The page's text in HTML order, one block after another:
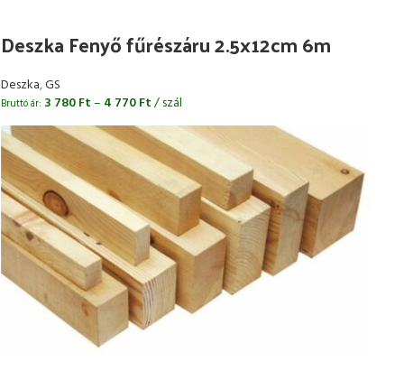
Deszka Fenyő fűrészáru 2.5x12cm 6m
Deszka,GS
Bruttó ár: 3 780Ft– 4 770Ft/ szál